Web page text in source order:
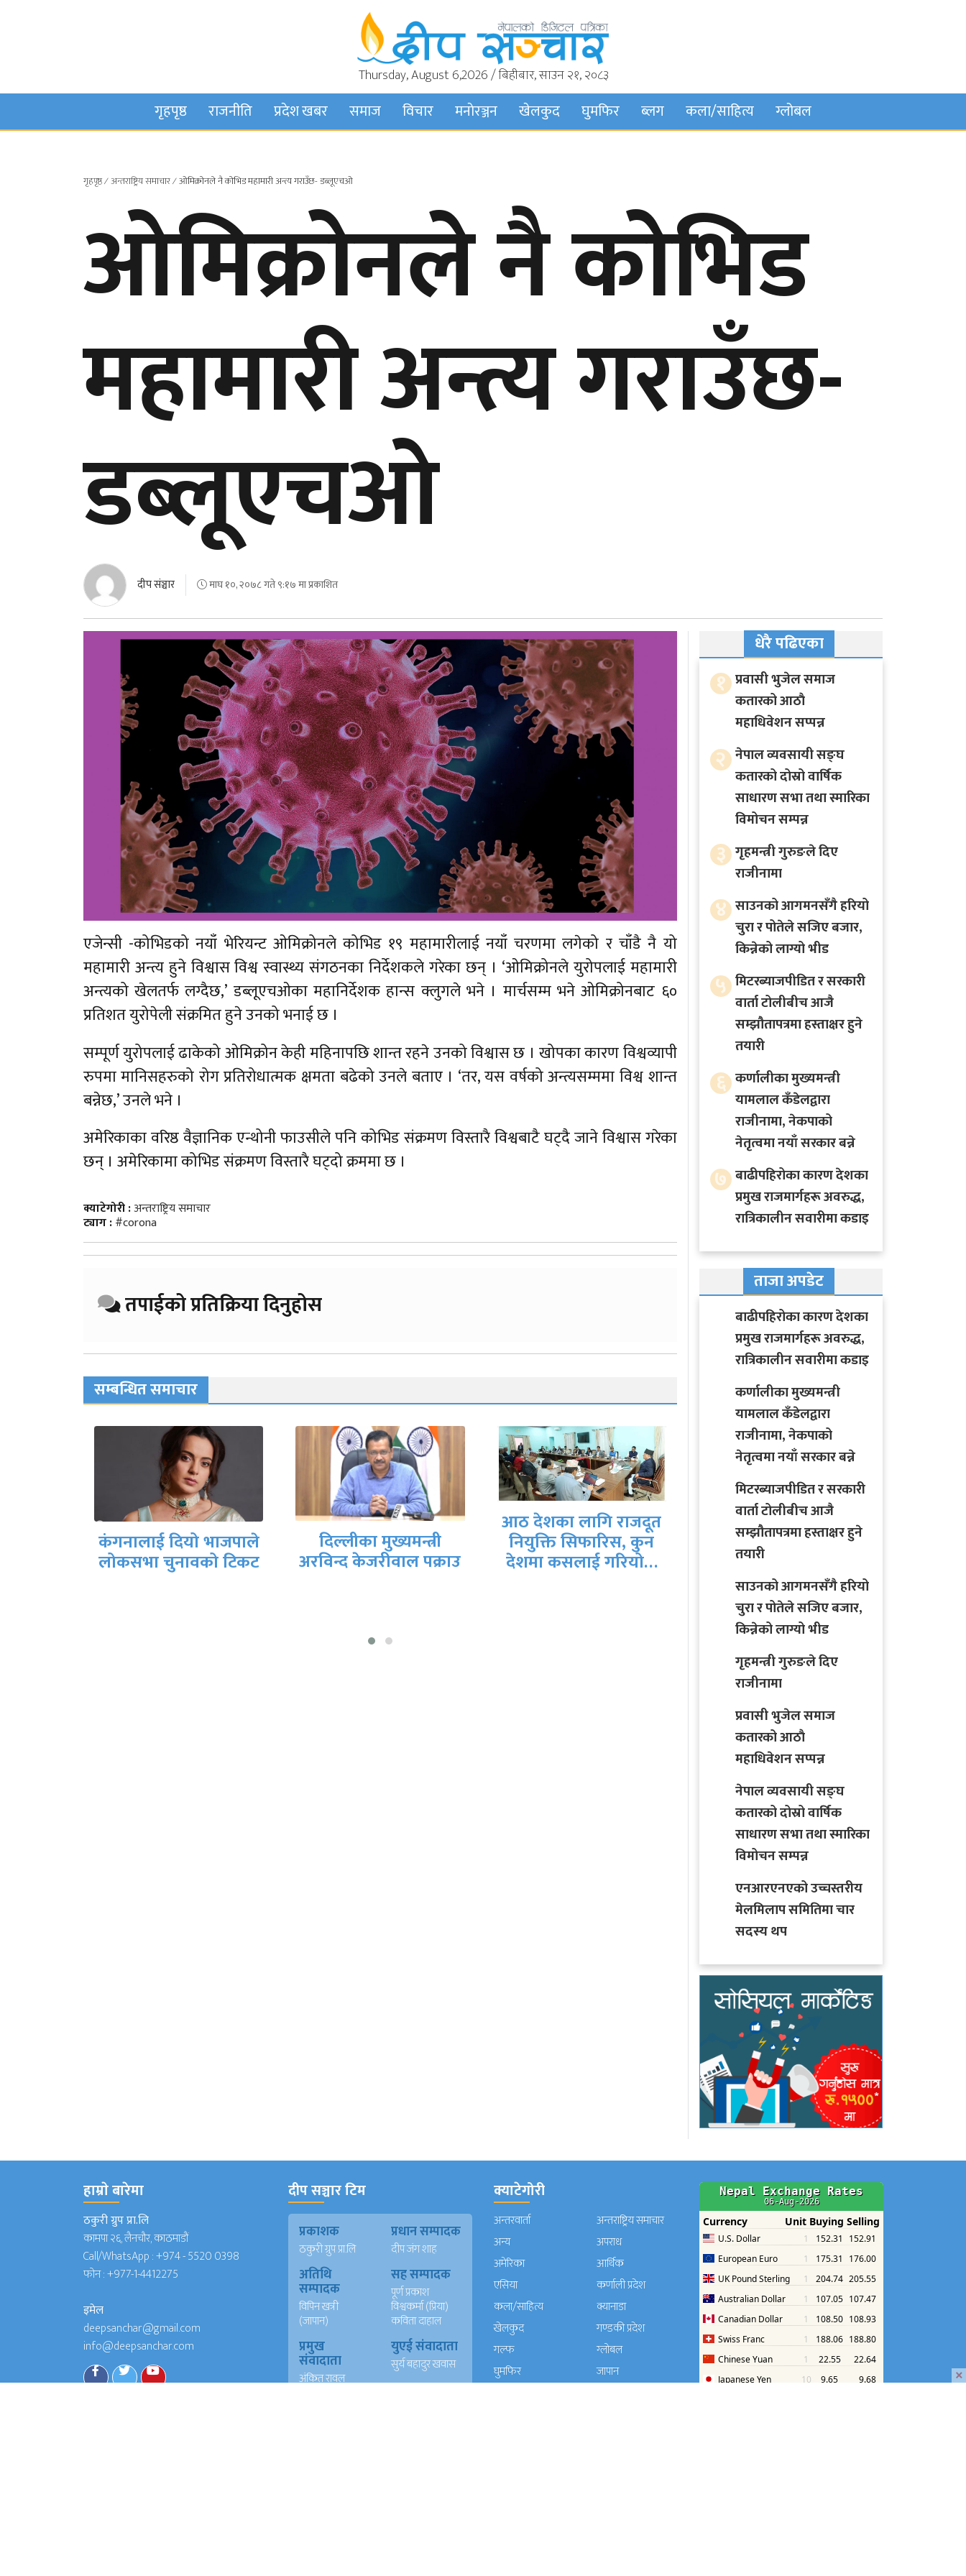
Thursday, August 6,2026 / बिहीबार, साउन २१, २०८३
गृहपृष्ठ राजनीति प्रदेश खबर समाज विचार मनाेरञ्जन खेलकुद घुमफिर ब्लग कला/साहित्य ग्लोबल
गृहपृष्ठ∕अन्तराष्ट्रिय समाचार∕ओमिक्रोनले नै कोभिड महामारी अन्त्य गराउँछ- डब्लूएचओ
ओमिक्रोनले नै कोभिड
महामारी अन्त्य गराउँछ-
डब्लूएचओ
दीप संञ्चार माघ १०, २०७८ गते ९:१७ मा प्रकाशित
एजेन्सी -कोभिडको नयाँ भेरियन्ट ओमिक्रोनले कोभिड १९ महामारीलाई नयाँ चरणमा लगेको र चाँडै नै यो
महामारी अन्त्य हुने विश्वास विश्व स्वास्थ्य संगठनका निर्देशकले गरेका छन् । ‘ओमिक्रोनले युरोपलाई महामारी
अन्त्यको खेलतर्फ लग्दैछ,’ डब्लूएचओका महानिर्देशक हान्स क्लुगले भने । मार्चसम्म भने ओमिक्रोनबाट ६०
प्रतिशत युरोपेली संक्रमित हुने उनको भनाई छ ।
सम्पूर्ण युरोपलाई ढाकेको ओमिक्रोन केही महिनापछि शान्त रहने उनको विश्वास छ । खोपका कारण विश्वव्यापी
रुपमा मानिसहरुको रोग प्रतिरोधात्मक क्षमता बढेको उनले बताए । ‘तर, यस वर्षको अन्त्यसम्ममा विश्व शान्त
बन्नेछ,’ उनले भने ।
अमेरिकाका वरिष्ठ वैज्ञानिक एन्थोनी फाउसीले पनि कोभिड संक्रमण विस्तारै विश्वबाटै घट्दै जाने विश्वास गरेका
छन् । अमेरिकामा कोभिड संक्रमण विस्तारै घट्दो क्रममा छ ।
क्याटेगोरी :अन्तराष्ट्रिय समाचार
ट्याग :#corona
तपाईको प्रतिक्रिया दिनुहोस
सम्बन्धित समाचार
दिल्लीका मुख्यमन्त्री
अरविन्द केजरीवाल पक्राउ
आठ देशका लागि राजदूत
नियुक्ति सिफारिस, कुन
देशमा कसलाई गरियो… सुँगुरको मिर्गौला
प्रत्यारोपण गरिएका
कंगनालाई दियो भाजपाले
लोकसभा चुनावको टिकट
धेरै पढिएका
१ प्रवासी भुजेल समाज
कतारको आठाै
महाधिवेशन सप्पन्न
२ नेपाल व्यवसायी सङ्घ
कतारको दोस्रो वार्षिक
साधारण सभा तथा स्मारिका
विमोचन सम्पन्न
३ गृहमन्त्री गुरुङले दिए
राजीनामा
४ साउनको आगमनसँगै हरियो
चुरा र पोतेले सजिए बजार,
किन्नेको लाग्यो भीड
५ मिटरब्याजपीडित र सरकारी
वार्ता टोलीबीच आजै
सम्झौतापत्रमा हस्ताक्षर हुने
तयारी
६ कर्णालीका मुख्यमन्त्री
यामलाल कँडेलद्वारा
राजीनामा, नेकपाको
नेतृत्वमा नयाँ सरकार बन्ने
७ बाढीपहिरोका कारण देशका
प्रमुख राजमार्गहरू अवरुद्ध,
रात्रिकालीन सवारीमा कडाइ
ताजा अपडेट
बाढीपहिरोका कारण देशका
प्रमुख राजमार्गहरू अवरुद्ध,
रात्रिकालीन सवारीमा कडाइ
कर्णालीका मुख्यमन्त्री
यामलाल कँडेलद्वारा
राजीनामा, नेकपाको
नेतृत्वमा नयाँ सरकार बन्ने
मिटरब्याजपीडित र सरकारी
वार्ता टोलीबीच आजै
सम्झौतापत्रमा हस्ताक्षर हुने
तयारी
साउनको आगमनसँगै हरियो
चुरा र पोतेले सजिए बजार,
किन्नेको लाग्यो भीड
गृहमन्त्री गुरुङले दिए
राजीनामा
प्रवासी भुजेल समाज
कतारको आठाै
महाधिवेशन सप्पन्न
नेपाल व्यवसायी सङ्घ
कतारको दोस्रो वार्षिक
साधारण सभा तथा स्मारिका
विमोचन सम्पन्न
एनआरएनएको उच्चस्तरीय
मेलमिलाप समितिमा चार
सदस्य थप
हाम्राे बारेमा
ठकुरी ग्रुप प्रा.लि
कामपा २६, लैनचौर, काठमाडौं
Call/WhatsApp :+974 - 5520 0398
फोन :+977-1-4412275
इमेल
deepsanchar@gmail.com
info@deepsanchar.com
दीप सञ्चार टिम
प्रकाशक
ठकुरी ग्रुप प्रा.लि
प्रधान सम्पादक
दीप जंग शाह
अतिथि
सम्पादक
विपिन खत्री
(जापान)
सह सम्पादक
पूर्ण प्रकाश
विश्वकर्मा (प्रिया)
कविता दाहाल
प्रमुख
संवादाता
अंकित रावल
युएई संवादाता
सुर्य बहादुर खवास
क्याटेगोरी
अन्तरवार्ता
अन्तराष्ट्रिय समाचार
अन्य
अपराध
अमेरिका
आर्थिक
एसिया
कर्णाली प्रदेश
कला/साहित्य
क्यानाडा
खेलकुद
गण्डकी प्रदेश
गल्फ
ग्लोबल
घुमफिर
जापान
×